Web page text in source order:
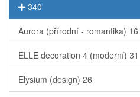
340
Aurora (přírodní - romantika) 16
ELLE decoration 4 (moderní) 31
Elysium (design) 26